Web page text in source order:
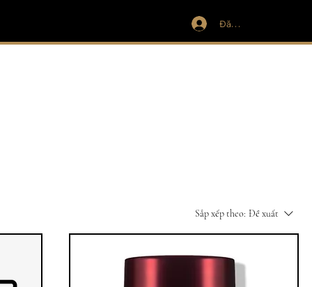
Đăng nhập
Sắp xếp theo: Đề xuất